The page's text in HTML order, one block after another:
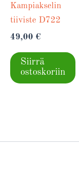
Kampiakselin
tiiviste D722
49,00 €
Siirrä
ostoskoriin